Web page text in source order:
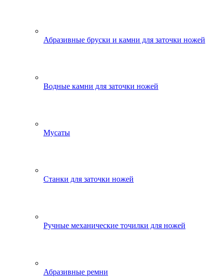
Абразивные бруски и камни для заточки ножей
Водные камни для заточки ножей
Мусаты
Станки для заточки ножей
Ручные механические точилки для ножей
Абразивные ремни